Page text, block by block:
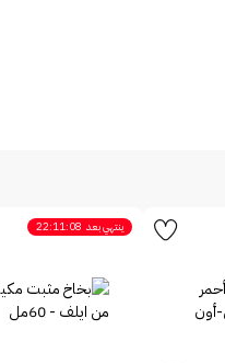
ينتهي بعد 22:11:08